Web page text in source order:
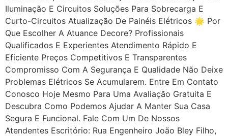
Iluminação E Circuitos Soluções Para Sobrecarga E
Curto-Circuitos Atualização De Painéis Elétricos 🌟 Por
Que Escolher A Atuance Decore? Profissionais
Qualificados E Experientes Atendimento Rápido E
Eficiente Preços Competitivos E Transparentes
Compromisso Com A Segurança E Qualidade Não Deixe
Problemas Elétricos Se Acumularem. Entre Em Contato
Conosco Hoje Mesmo Para Uma Avaliação Gratuita E
Descubra Como Podemos Ajudar A Manter Sua Casa
Segura E Funcional. Fale Com Um De Nossos
Atendentes Escritório: Rua Engenheiro João Bley Filho,